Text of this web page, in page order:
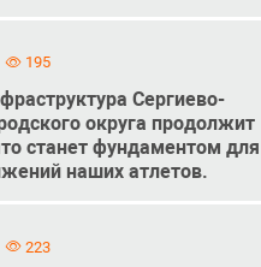
195
Сергиево-
округа продолжит
станет фундаментом для
наших атлетов.
223